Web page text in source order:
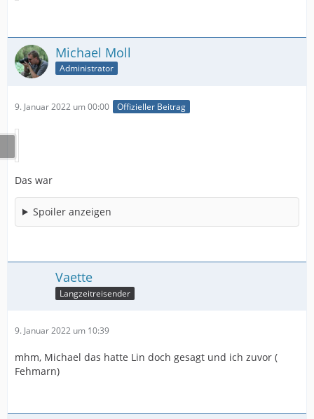
Michael Moll
Administrator
9. Januar 2022 um 00:00 Offizieller Beitrag
Das war
Spoiler anzeigen
Vaette
Langzeitreisender
9. Januar 2022 um 10:39
mhm, Michael das hatte Lin doch gesagt und ich zuvor (
Fehmarn)